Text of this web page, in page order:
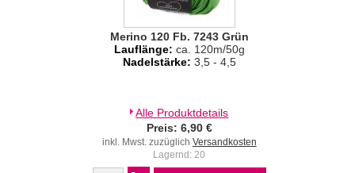
Merino 120 Fb. 7243 Grün
Lauflänge: ca. 120m/50g
Nadelstärke: 3,5 - 4,5
Alle Produktdetails
Preis: 6,90 €
inkl. Mwst. zuzüglich Versandkosten
Lagernd: 20